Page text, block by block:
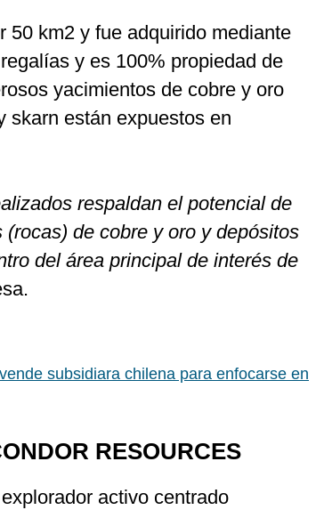
50 km2 y fue adquirido mediante
y es 100% propiedad de
yacimientos de cobre y oro
skarn están expuestos en
respaldan el potencial de
de cobre y oro y depósitos
del área principal de interés de
subsidiara chilena para enfocarse en
RESOURCES
activo centrado